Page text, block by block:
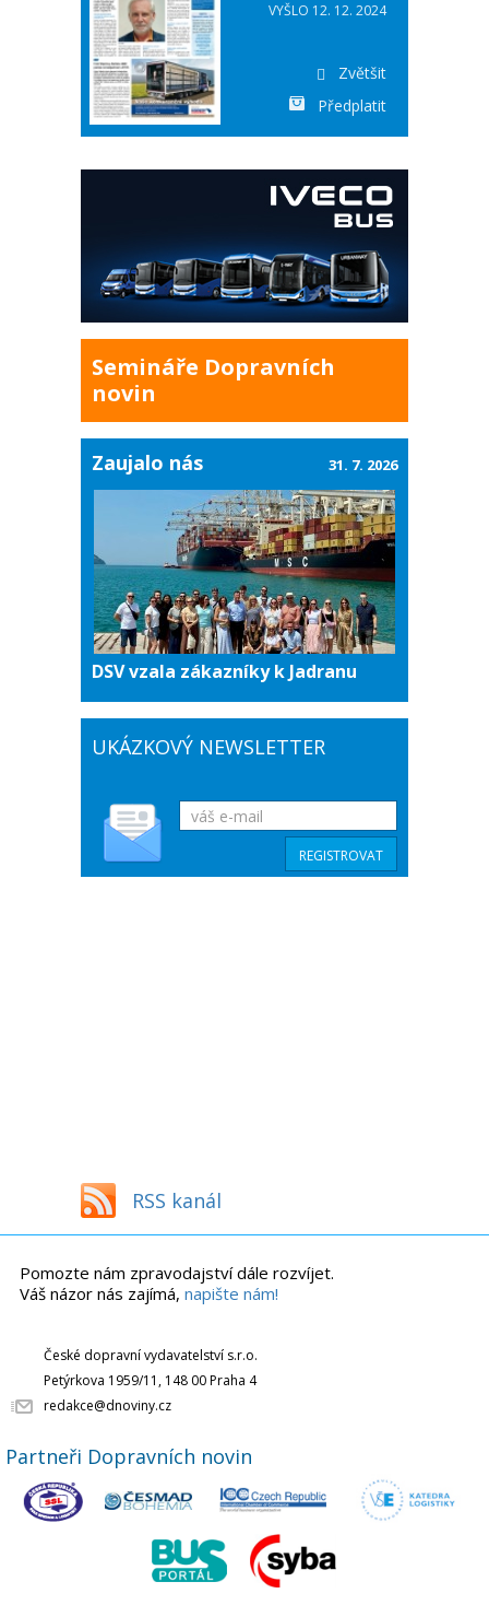
VYŠLO 12. 12. 2024
Zvětšit
Předplatit
Semináře Dopravních
novin
Zaujalo nás
DSV vzala zákazníky k Jadranu
31. 7. 2026
UKÁZKOVÝ NEWSLETTER
RSS kanál
Pomozte nám zpravodajství dále rozvíjet.
Váš názor nás zajímá, napište nám!
České dopravní vydavatelství s.r.o.
Petýrkova 1959/11, 148 00 Praha 4
redakce@dnoviny.cz
Partneři Dopravních novin